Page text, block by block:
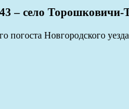
Торошковичи-
погоста Новгородского